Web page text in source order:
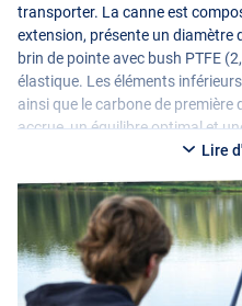
transporter. La canne est
extension, présente un diamètre
brin de pointe avec bush PTFE
élastique. Les éléments
ainsi que le carbone de
accrue, un équilibre optimal et
homogène la rend parfaite pour
livrée avec une housse Solith
stockage sécurisés.
Lire